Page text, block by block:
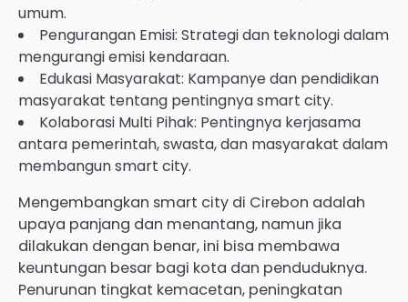
umum.
Pengurangan Emisi: Strategi dan teknologi dalam
mengurangi emisi kendaraan.
Edukasi Masyarakat: Kampanye dan pendidikan
masyarakat tentang pentingnya smart city.
Kolaborasi Multi Pihak: Pentingnya kerjasama
antara pemerintah, swasta, dan masyarakat dalam
membangun smart city.
Mengembangkan smart city di Cirebon adalah
upaya panjang dan menantang, namun jika
dilakukan dengan benar, ini bisa membawa
keuntungan besar bagi kota dan penduduknya.
Penurunan tingkat kemacetan, peningkatan